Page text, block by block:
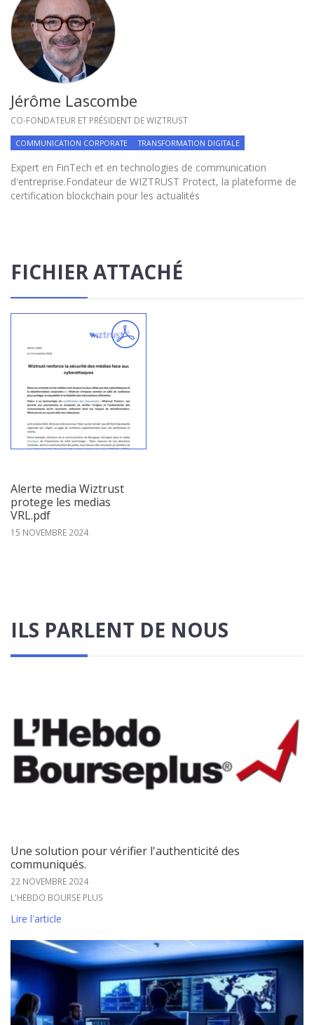
Jérôme Lascombe
CO-FONDATEUR ET PRÉSIDENT DE WIZTRUST
COMMUNICATION CORPORATE TRANSFORMATION DIGITALE
Expert en FinTech et en technologies de communication
d'entreprise.Fondateur de WIZTRUST Protect, la plateforme de
certification blockchain pour les actualités
FICHIER ATTACHÉ
Alerte media Wiztrust
protege les medias
VRL.pdf
15 NOVEMBRE 2024
ILS PARLENT DE NOUS
Une solution pour vérifier l'authenticité des
communiqués.
22 NOVEMBRE 2024
L'HEBDO BOURSE PLUS
Lire l'article